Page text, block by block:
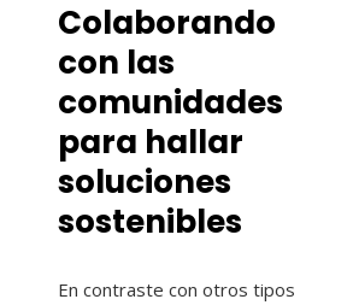
Colaborando
con las
comunidades
para hallar
soluciones
sostenibles
En contraste con otros tipos